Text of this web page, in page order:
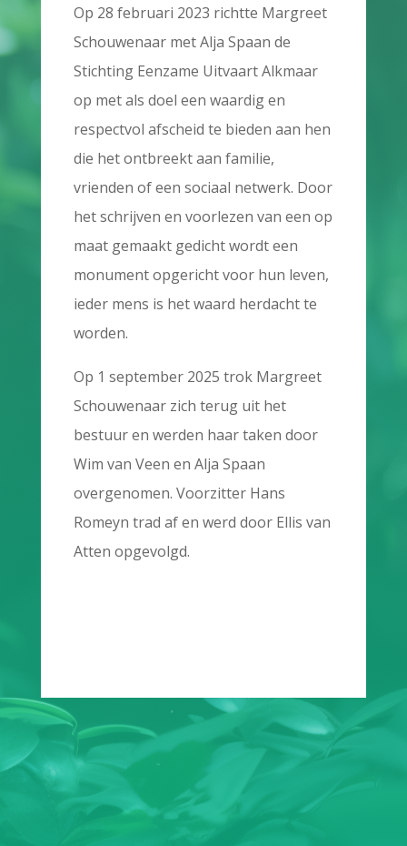
Op 28 februari 2023 richtte Margreet
Schouwenaar met Alja Spaan de
Stichting Eenzame Uitvaart Alkmaar
op met als doel een waardig en
respectvol afscheid te bieden aan hen
die het ontbreekt aan familie,
vrienden of een sociaal netwerk. Door
het schrijven en voorlezen van een op
maat gemaakt gedicht wordt een
monument opgericht voor hun leven,
ieder mens is het waard herdacht te
worden.
Op 1 september 2025 trok Margreet
Schouwenaar zich terug uit het
bestuur en werden haar taken door
Wim van Veen en Alja Spaan
overgenomen. Voorzitter Hans
Romeyn trad af en werd door Ellis van
Atten opgevolgd.